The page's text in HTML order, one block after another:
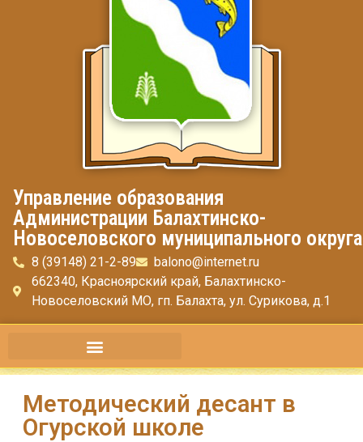
Управление образования
Администрации Балахтинско-
Новоселовского муниципального округа
8 (39148) 21-2-89
balono@internet.ru
662340, Красноярский край, Балахтинско-
Новоселовский МО, гп. Балахта, ул. Сурикова, д.1
Методический десант в
Огурской школе